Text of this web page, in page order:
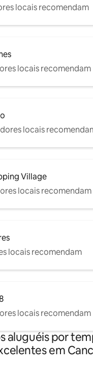
locais recomendam
locais recomendam
locais
Village
locais recomendam
locais recomendam
locais recomendam
aluguéis por
em